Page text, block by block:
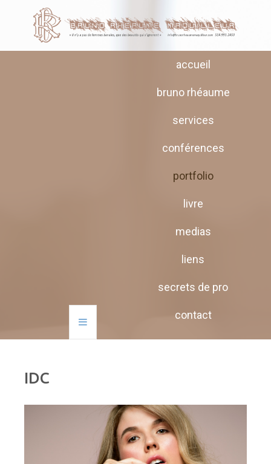
accueil
bruno rhéaume
services
conférences
portfolio
livre
medias
liens
secrets de pro
contact
IDC